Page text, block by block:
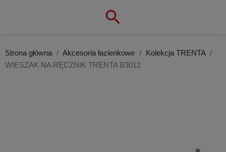

Strona główna Akcesoria łazienkowe
Kolekcja TRENTA
WIESZAK NA RĘCZNIK TRENTA B3012